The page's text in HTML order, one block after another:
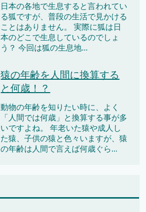
日本の各地で生息すると言われてい
る狐ですが、普段の生活で見かける
ことはありません。 実際に狐は日
本のどこで生息しているのでしょ
う？ 今回は狐の生息地...
猿の年齢を人間に換算する
と何歳！？
動物の年齢を知りたい時に、よく
「人間では何歳」と換算する事が多
いですよね。 年老いた猿や成人し
た猿、子供の猿と色々いますが、猿
の年齢は人間で言えば何歳ぐら...